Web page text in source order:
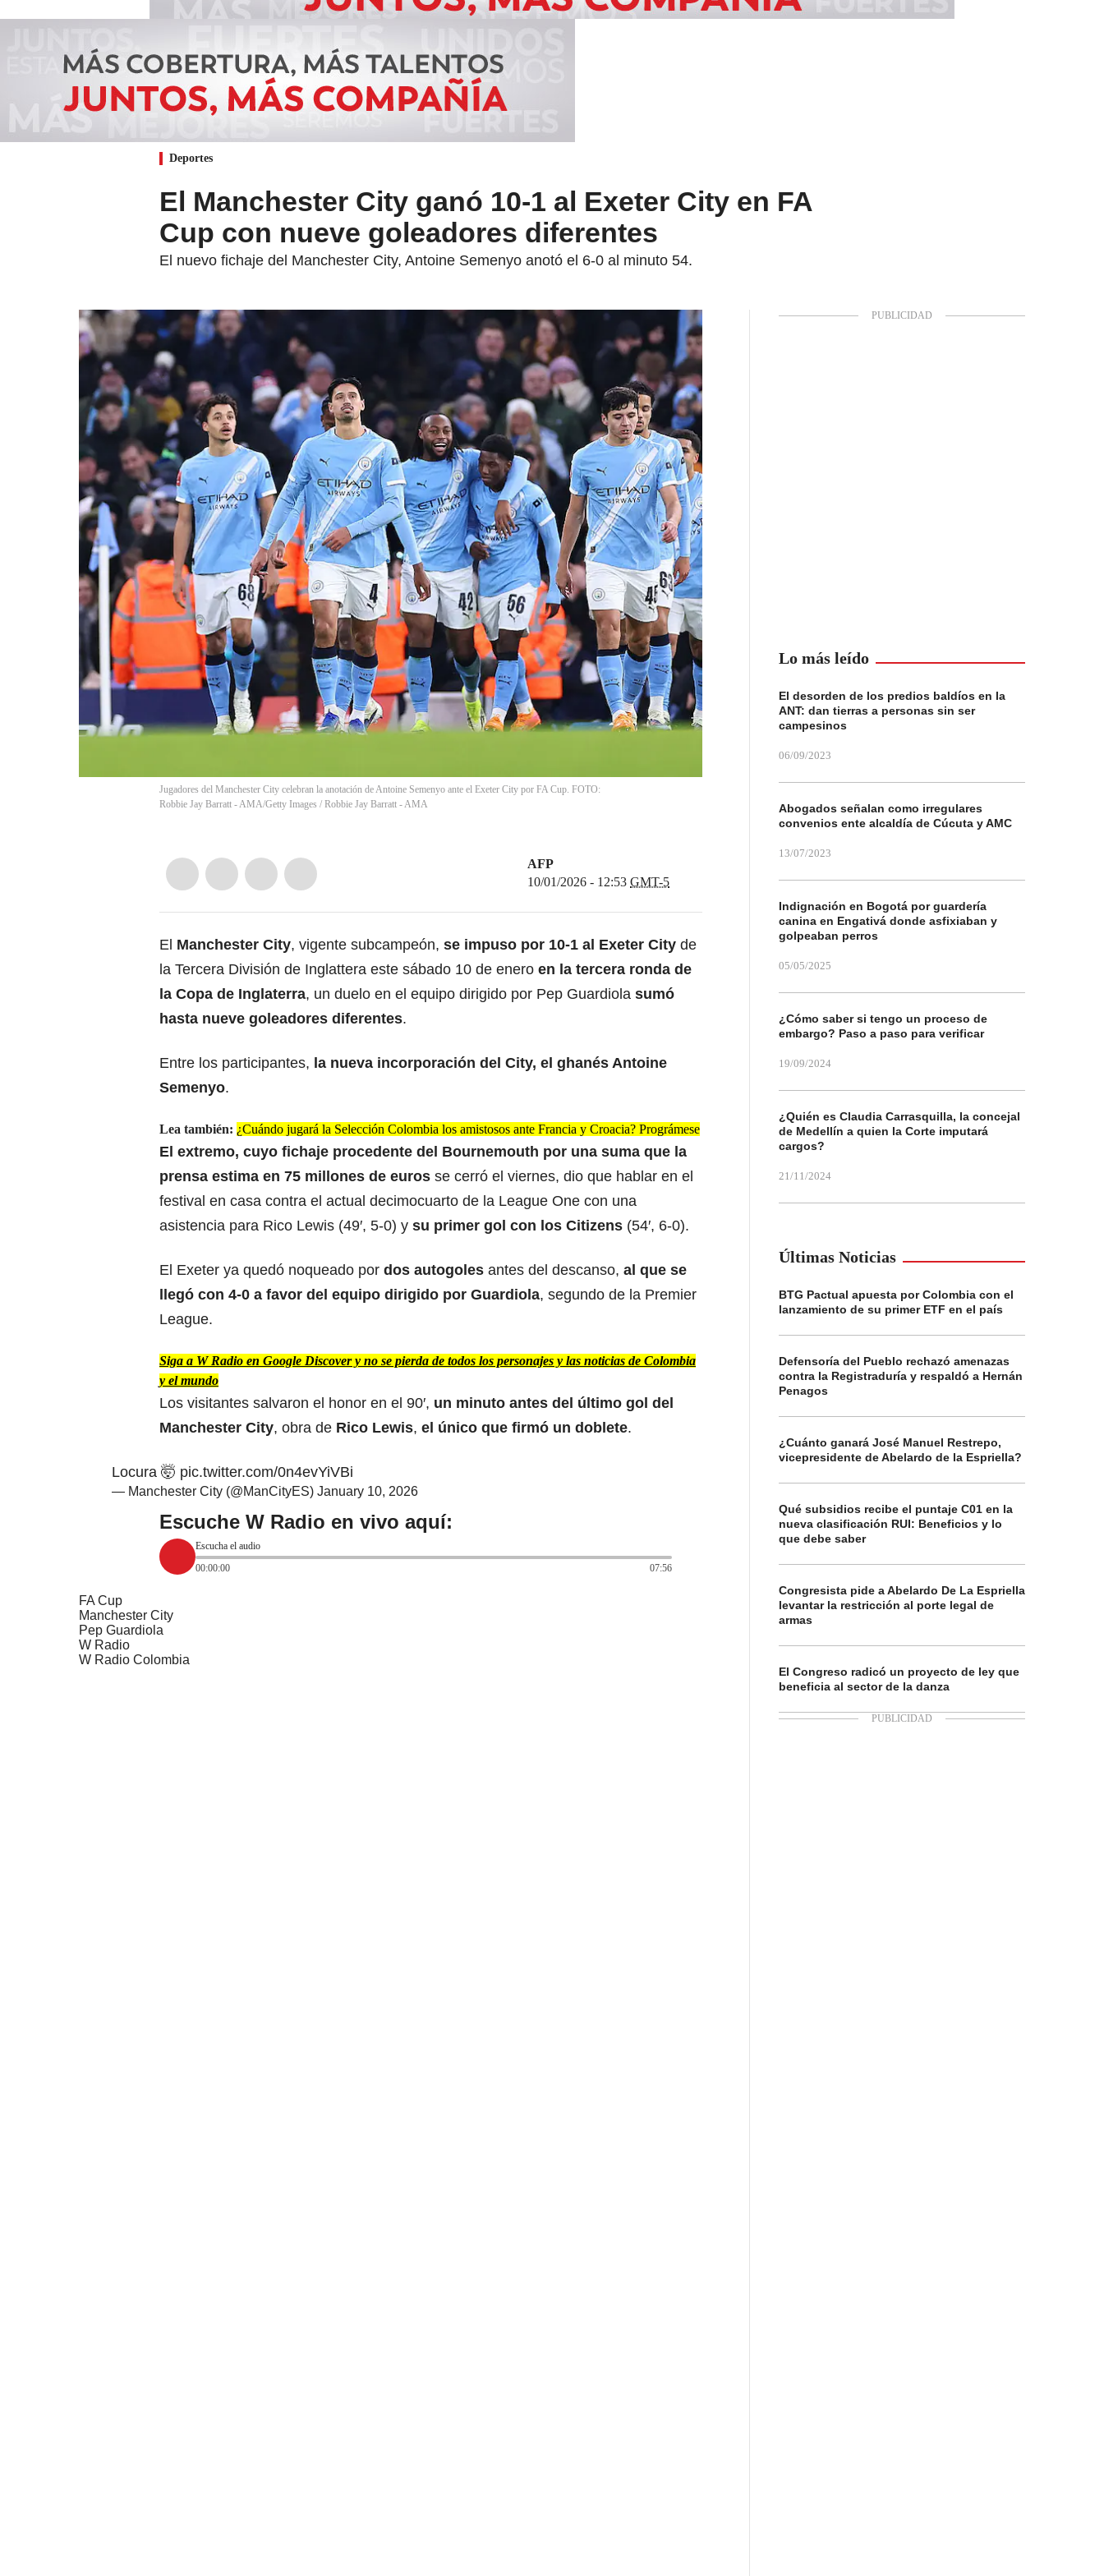
Deportes
El Manchester City ganó 10-1 al Exeter City en FA
Cup con nueve goleadores diferentes
El nuevo fichaje del Manchester City, Antoine Semenyo anotó el 6-0 al minuto 54.
Jugadores del Manchester City celebran la anotación de Antoine Semenyo ante el Exeter City por FA Cup. FOTO:
Robbie Jay Barratt - AMA/Getty Images / Robbie Jay Barratt - AMA
AFP
10/01/2026 - 12:53 GMT-5
El Manchester City, vigente subcampeón, se impuso por 10-1 al Exeter City de
la Tercera División de Inglattera este sábado 10 de enero en la tercera ronda de
la Copa de Inglaterra, un duelo en el equipo dirigido por Pep Guardiola sumó
hasta nueve goleadores diferentes.
Entre los participantes, la nueva incorporación del City, el ghanés Antoine
Semenyo.
Lea también: ¿Cuándo jugará la Selección Colombia los amistosos ante Francia y Croacia? Prográmese
El extremo, cuyo fichaje procedente del Bournemouth por una suma que la
prensa estima en 75 millones de euros se cerró el viernes, dio que hablar en el
festival en casa contra el actual decimocuarto de la League One con una
asistencia para Rico Lewis (49′, 5-0) y su primer gol con los Citizens (54′, 6-0).
El Exeter ya quedó noqueado por dos autogoles antes del descanso, al que se
llegó con 4-0 a favor del equipo dirigido por Guardiola, segundo de la Premier
League.
Siga a W Radio en Google Discover y no se pierda de todos los personajes y las noticias de Colombia
y el mundo
Los visitantes salvaron el honor en el 90′, un minuto antes del último gol del
Manchester City, obra de Rico Lewis, el único que firmó un doblete.
Locura 🤯 pic.twitter.com/0n4evYiVBi
— Manchester City (@ManCityES) January 10, 2026
Escuche W Radio en vivo aquí:
Escucha el audio
00:00:00
07:56
FA Cup
Manchester City
Pep Guardiola
W Radio
W Radio Colombia
Lo más leído
El desorden de los predios baldíos en la
ANT: dan tierras a personas sin ser
campesinos
06/09/2023
Abogados señalan como irregulares
convenios ente alcaldía de Cúcuta y AMC
13/07/2023
Indignación en Bogotá por guardería
canina en Engativá donde asfixiaban y
golpeaban perros
05/05/2025
¿Cómo saber si tengo un proceso de
embargo? Paso a paso para verificar
19/09/2024
¿Quién es Claudia Carrasquilla, la concejal
de Medellín a quien la Corte imputará
cargos?
21/11/2024
Últimas Noticias
BTG Pactual apuesta por Colombia con el
lanzamiento de su primer ETF en el país
Defensoría del Pueblo rechazó amenazas
contra la Registraduría y respaldó a Hernán
Penagos
¿Cuánto ganará José Manuel Restrepo,
vicepresidente de Abelardo de la Espriella?
Qué subsidios recibe el puntaje C01 en la
nueva clasificación RUI: Beneficios y lo
que debe saber
Congresista pide a Abelardo De La Espriella
levantar la restricción al porte legal de
armas
El Congreso radicó un proyecto de ley que
beneficia al sector de la danza